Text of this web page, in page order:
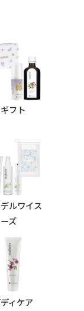
ギフト
ルワイス
ズ
ィケア